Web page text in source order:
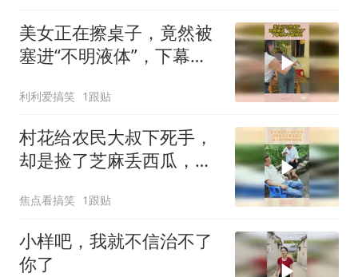
美女正在擦桌子，竟然被
塞进“不明液体”，下幕根
利利爱搞笑 1跟贴
村花给农民大叔下死手，
却是捡了芝麻丢西瓜，做
焦点看搞笑 1跟贴
小样吧，我就不信治不了
你了